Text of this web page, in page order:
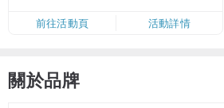
卡」結帳）
前往活動頁 活動詳情
關於品牌